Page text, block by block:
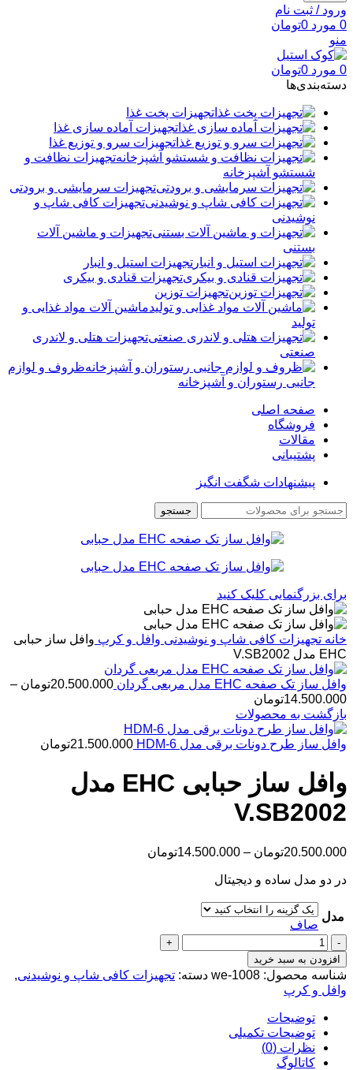
ورود / ثبت نام
0 مورد 0تومان
منو
0 مورد 0تومان
دسته‌بندی‌ها
تجهیزات پخت غذا
تجهیزات آماده سازی غذا
تجهیزات سرو و توزیع غذا
تجهیزات نظافت و
شستشو آشپزخانه
تجهیزات سرمایشی و برودتی
تجهیزات کافی شاپ و
نوشیدنی
تجهیزات و ماشین آلات
بستنی
تجهیزات استیل و انبار
تجهیزات قنادی و بیکری
تجهیزات توزین
ماشین آلات مواد غذایی و
تولید
تجهیزات هتلی و لاندری
صنعتی
ظروف و لوازم
جانبی رستوران و آشپزخانه
صفحه اصلی
فروشگاه
مقالات
پشتیبانی
پیشنهادات شگفت انگیز
جستجو
برای بزرگنمایی کلیک کنید
خانه تجهیزات کافی شاپ و نوشیدنی وافل و کرپ وافل ساز حبابی
EHC مدل V.SB2002
وافل ساز تک صفحه EHC مدل مربعی گردان 20.500.000تومان –
14.500.000تومان
range:
14.500.000تومان
through
20.500.000تومان
بازگشت به محصولات
وافل ساز طرح دونات برقی مدل HDM-6 21.500.000تومان
وافل ساز حبابی EHC مدل
V.SB2002
20.500.000تومان –
14.500.000تومان
در دو مدل ساده و دیجیتال
مدل
صاف
وافل
ساز
حبابی
EHC
مدل
V.SB2002
عدد
افزودن به سبد خرید
شناسه محصول: we-1008 دسته: تجهیزات کافی شاپ و نوشیدنی,
وافل و کرپ
توضیحات
توضیحات تکمیلی
نظرات (0)
کاتالوگ